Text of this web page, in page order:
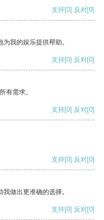
支持[0] 反对[0]
我的娱乐提供帮助。
支持[0] 反对[0]
有需求。
支持[0] 反对[0]
支持[0] 反对[0]
做出更准确的选择。
支持[0] 反对[0]